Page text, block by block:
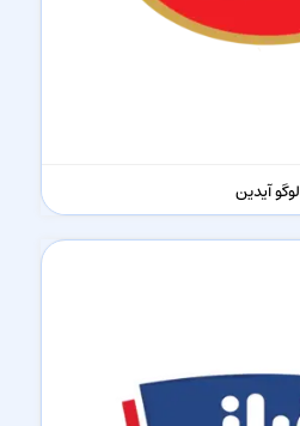
لوگو آیدین